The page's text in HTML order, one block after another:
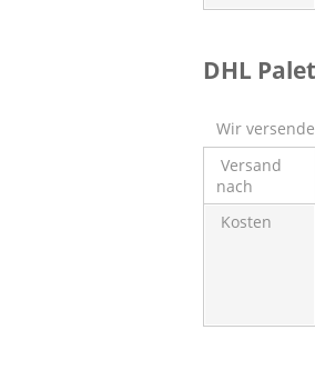
DHL
Wir
Versand
nach
Kosten